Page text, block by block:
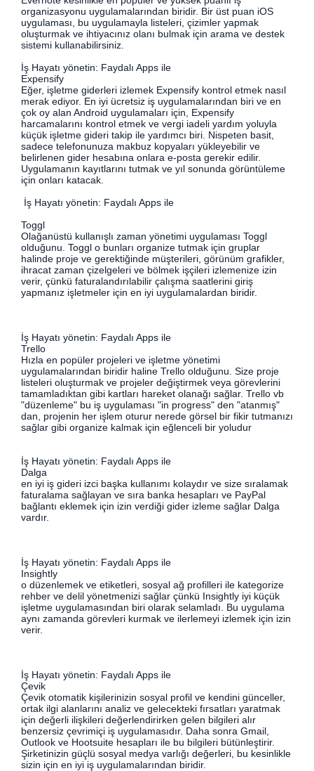
organizasyonu uygulamalarından biridir. Bir üst puan iOS
uygulaması, bu uygulamayla listeleri, çizimler yapmak
oluşturmak ve ihtiyacınız olanı bulmak için arama ve destek
sistemi kullanabilirsiniz.
İş Hayatı yönetin: Faydalı Apps ile
Expensify
Eğer, işletme giderleri izlemek Expensify kontrol etmek nasıl
merak ediyor. En iyi ücretsiz iş uygulamalarından biri ve en
çok oy alan Android uygulamaları için, Expensify
harcamalarını kontrol etmek ve vergi iadeli yardım yoluyla
küçük işletme gideri takip ile yardımcı biri. Nispeten basit,
sadece telefonunuza makbuz kopyaları yükleyebilir ve
belirlenen gider hesabına onlara e-posta gerekir edilir.
Uygulamanın kayıtlarını tutmak ve yıl sonunda görüntüleme
için onları katacak.
İş Hayatı yönetin: Faydalı Apps ile
Toggl
Olağanüstü kullanışlı zaman yönetimi uygulaması Toggl
olduğunu. Toggl o bunları organize tutmak için gruplar
halinde proje ve gerektiğinde müşterileri, görünüm grafikler,
ihracat zaman çizelgeleri ve bölmek işçileri izlemenize izin
verir, çünkü faturalandırılabilir çalışma saatlerini giriş
yapmanız işletmeler için en iyi uygulamalardan biridir.
İş Hayatı yönetin: Faydalı Apps ile
Trello
Hızla en popüler projeleri ve işletme yönetimi
uygulamalarından biridir haline Trello olduğunu. Size proje
listeleri oluşturmak ve projeler değiştirmek veya görevlerini
tamamladıktan gibi kartları hareket olanağı sağlar. Trello vb
"düzenleme" bu iş uygulaması "in progress" den "atanmış"
dan, projenin her işlem oturur nerede görsel bir fikir tutmanızı
sağlar gibi organize kalmak için eğlenceli bir yoludur
İş Hayatı yönetin: Faydalı Apps ile
Dalga
en iyi iş gideri izci başka kullanımı kolaydır ve size sıralamak
faturalama sağlayan ve sıra banka hesapları ve PayPal
bağlantı eklemek için izin verdiği gider izleme sağlar Dalga
vardır.
İş Hayatı yönetin: Faydalı Apps ile
Insightly
o düzenlemek ve etiketleri, sosyal ağ profilleri ile kategorize
rehber ve delil yönetmenizi sağlar çünkü Insightly iyi küçük
işletme uygulamasından biri olarak selamladı. Bu uygulama
aynı zamanda görevleri kurmak ve ilerlemeyi izlemek için izin
verir.
İş Hayatı yönetin: Faydalı Apps ile
Çevik
Çevik otomatik kişilerinizin sosyal profil ve kendini günceller,
ortak ilgi alanlarını analiz ve gelecekteki fırsatları yaratmak
için değerli ilişkileri değerlendirirken gelen bilgileri alır
benzersiz çevrimiçi iş uygulamasıdır. Daha sonra Gmail,
Outlook ve Hootsuite hesapları ile bu bilgileri bütünleştirir.
Şirketinizin güçlü sosyal medya varlığı değerleri, bu kesinlikle
sizin için en iyi iş uygulamalarından biridir.